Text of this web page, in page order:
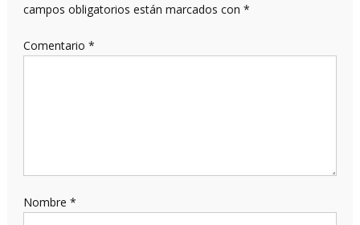
campos obligatorios están marcados con *
Comentario *
Nombre *